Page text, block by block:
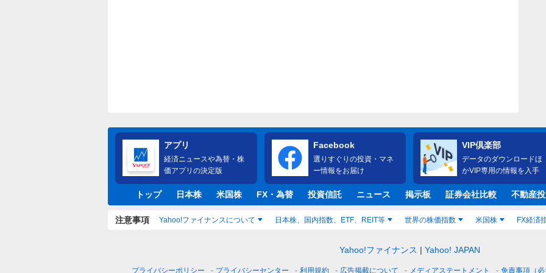
アプリ
経済ニュースや為替・株
価アプリの決定版
Facebook
選りすぐりの投資・マネ
ー情報をお届け
VIP倶楽部
データのダウンロードほ
かVIP専用の情報を入手
トップ 日本株 米国株 FX・為替 投資信託 ニュース 掲示板 証券会社比較 不動産
注意事項 Yahoo!ファイナンスについて 日本株、国内指数、ETF、REIT等 世界の株価指数 米国株 FX経済
Yahoo!ファイナンス Yahoo! JAPAN
プライバシーポリシー プライバシーセンター 利用規約 広告掲載について メディアステートメント 免責事項（